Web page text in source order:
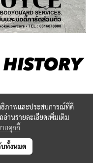
ธิภาพและประสบการณ์ที่ดี
อ่านรายละเอียดเพิ่มเติม
ยคุกกี้
ทั้งหมด